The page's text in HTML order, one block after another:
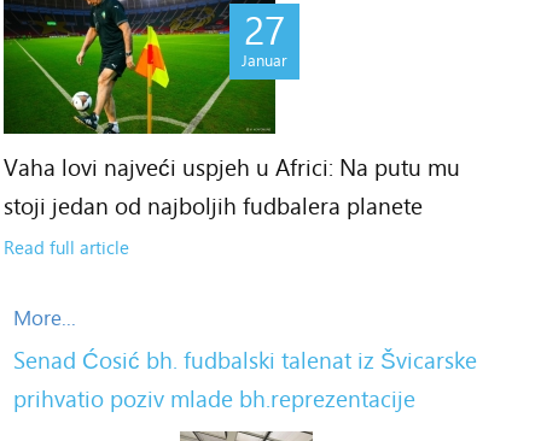
27
Januar
Vaha lovi najveći uspjeh u Africi: Na putu mu
stoji jedan od najboljih fudbalera planete
Read full article
More...
Senad Ćosić bh. fudbalski talenat iz Švicarske
prihvatio poziv mlade bh.reprezentacije